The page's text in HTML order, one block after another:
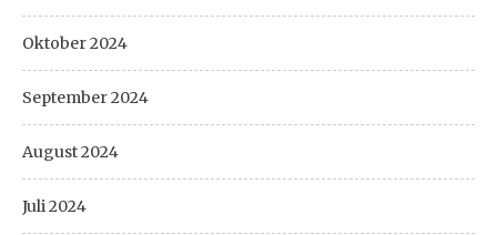
Oktober 2024
September 2024
August 2024
Juli 2024